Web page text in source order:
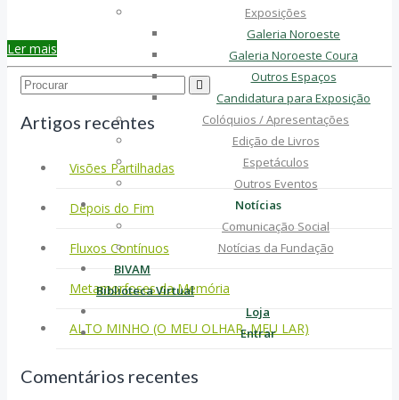
Exposições
Galeria Noroeste
Galeria Noroeste Coura
Outros Espaços
Candidatura para Exposição
Colóquios / Apresentações
Edição de Livros
Espetáculos
Outros Eventos
Notícias
Comunicação Social
Notícias da Fundação
BIVAM
Biblioteca Virtual
Loja
Entrar
Ler mais
Search...
Artigos recentes
Visões Partilhadas
Depois do Fim
Fluxos Contínuos
Metamorfoses da Memória
ALTO MINHO (O MEU OLHAR, MEU LAR)
Comentários recentes